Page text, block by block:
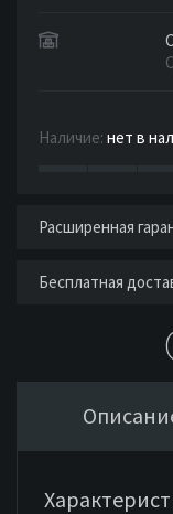
Наличие: нет в
Расширенная
Бесплатная